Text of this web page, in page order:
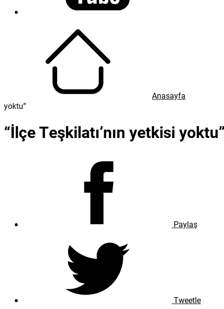
Anasayfa
yoktu”
“İlçe Teşkilatı’nın yetkisi yoktu”
Paylaş
Tweetle